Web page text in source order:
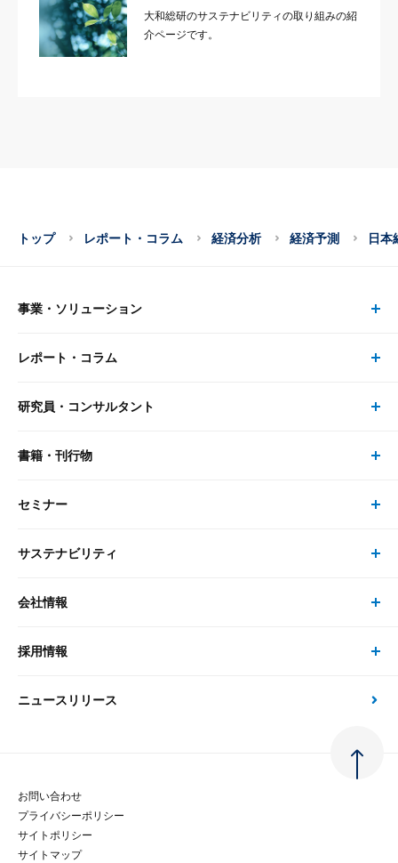
大和総研のサステナビリティの取り組みの紹
介ページです。
トップ レポート・コラム 経済分析 経済予測 日本
事業・ソリューション
事業・ソリューション トップ
リサーチ
大和総研の強み
先端テクノロジーに基づく新たな価値の創出
レポート・コラム
レポート・コラム トップ
最新のレポート・コラム
政策分析
金融経済教育等
研究員・コンサルタント
研究員・コンサルタント トップ
研究員
書籍・刊行物
書籍・刊行物 トップ
書籍
セミナー
セミナー トップ
現在受付中のセミナー・イベント
サステナビリティ
サステナビリティの取り組み
次世代社会への貢献
マルチステークホルダー方針
会社情報
会社情報 トップ
会社概要・役員一覧
大和総研の歩み
採用情報
採用情報 トップ
経験者採用
ニュースリリース
お問い合わせ
プライバシーポリシー
サイトポリシー
サイトマップ